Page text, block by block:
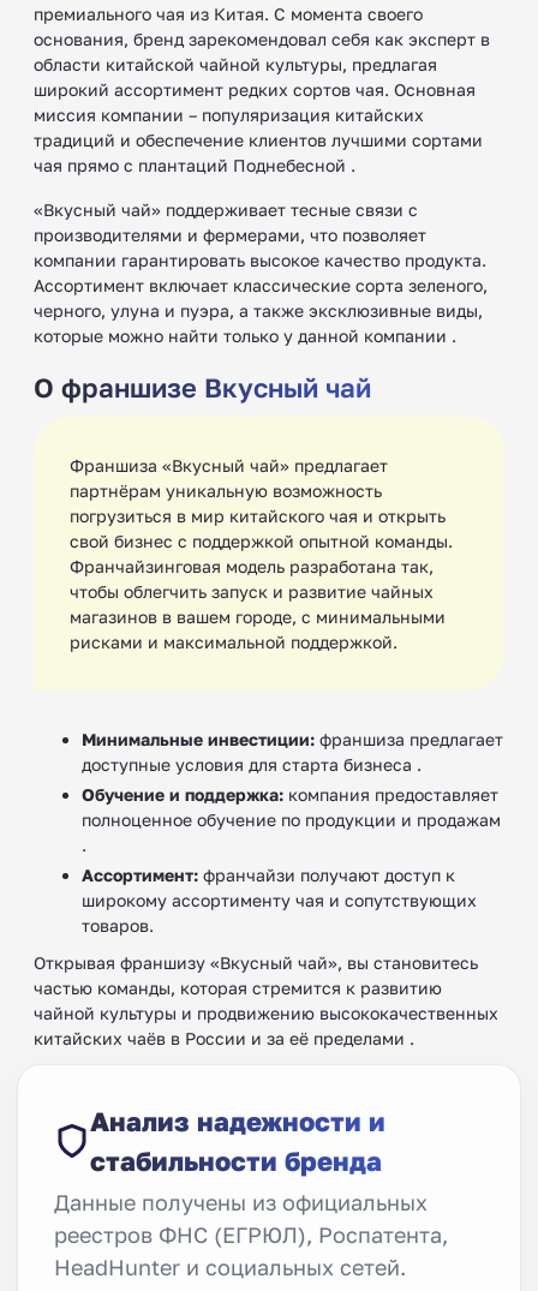
премиального чая из Китая. С момента своего
основания, бренд зарекомендовал себя как эксперт в
области китайской чайной культуры, предлагая
широкий ассортимент редких сортов чая. Основная
миссия компании – популяризация китайских
традиций и обеспечение клиентов лучшими сортами
чая прямо с плантаций Поднебесной .
«Вкусный чай» поддерживает тесные связи с
производителями и фермерами, что позволяет
компании гарантировать высокое качество продукта.
Ассортимент включает классические сорта зеленого,
черного, улуна и пуэра, а также эксклюзивные виды,
которые можно найти только у данной компании .
О франшизе Вкусный чай
Франшиза «Вкусный чай» предлагает
партнёрам уникальную возможность
погрузиться в мир китайского чая и открыть
свой бизнес с поддержкой опытной команды.
Франчайзинговая модель разработана так,
чтобы облегчить запуск и развитие чайных
магазинов в вашем городе, с минимальными
рисками и максимальной поддержкой.
Минимальные инвестиции: франшиза предлагает
доступные условия для старта бизнеса .
Обучение и поддержка: компания предоставляет
полноценное обучение по продукции и продажам
.
Ассортимент: франчайзи получают доступ к
широкому ассортименту чая и сопутствующих
товаров.
Открывая франшизу «Вкусный чай», вы становитесь
частью команды, которая стремится к развитию
чайной культуры и продвижению высококачественных
китайских чаёв в России и за её пределами .
Анализ надежности и
стабильности бренда
Данные получены из официальных
реестров ФНС (ЕГРЮЛ), Роспатента,
HeadHunter и социальных сетей.